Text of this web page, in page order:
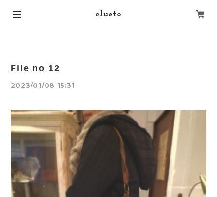
clueto
File no 12
2023/01/08 15:31